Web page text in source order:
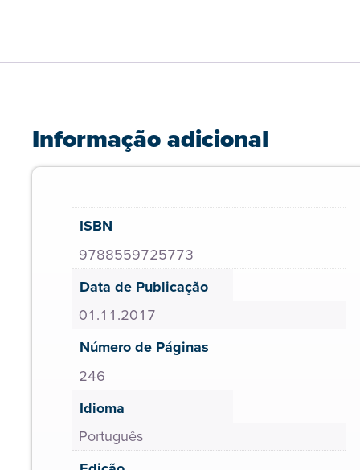
Informação adicional
ISBN
9788559725773
Data de Publicação
01.11.2017
Número de Páginas
246
Idioma
Português